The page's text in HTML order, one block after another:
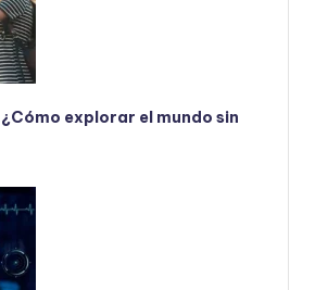
explorar el mundo sin